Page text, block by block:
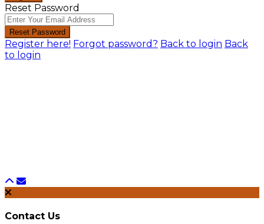
Reset Password
Reset Password
Register here! Forgot password? Back to login Back
to login
Contact Us